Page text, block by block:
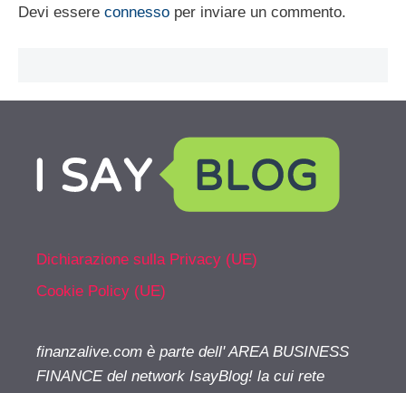
Devi essere connesso per inviare un commento.
Dichiarazione sulla Privacy (UE)
Cookie Policy (UE)
finanzalive.com è parte dell' AREA BUSINESS
FINANCE del network IsayBlog! la cui rete